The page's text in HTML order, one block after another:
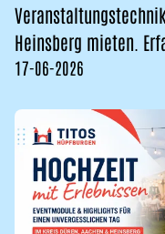
Heinsberg mieten.
Hochzeit, Firm
17-06-2026